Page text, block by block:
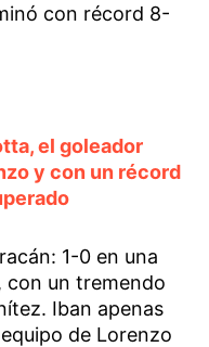
con récord 8-
el goleador
y con un récord
1-0 en una
con un tremendo
Iban apenas
de Lorenzo